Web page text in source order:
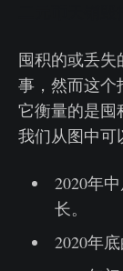
囤积的或丢失
事，然而这个
它衡量的是囤
我们从图中可
2020年
长。
2020年底